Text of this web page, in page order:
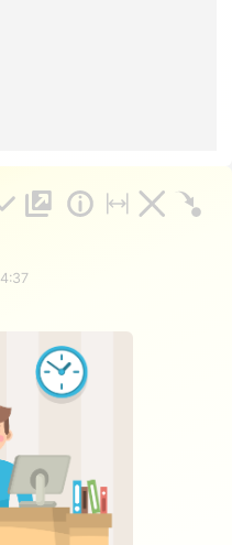
问题的人工智能数字分身？
平台等渠道提供面向个人的内容
相关服务，长期运营集智俱乐部
意力与知识管理话题微信群，并
个人数字化资料库，当前网站
学习者的数字游乐园
。如果有个人文集/资料库管理方
的需求或疑问，欢迎通过微信或
刻联系（ID 同名）。
品列表 (逐步整理中)
何构建一个“最小可行”的个人笔记
的 MacOS 操作系统，无论
下操作系统未经 pimgeek 个人使
测试（或不记得测试过），但它
理论上可以运行 Java 运行时环境
jre 8.0 update 351 版本），从而
可能正常运行 TheBrain 8.0
在苹果 Mac 电脑中运行
的，版本高于或等于
Montain Lion（10.8.5）的
MacOS 操作系统，无论
iOS 备忘录：为了避免过多
依赖 Apple 生态，没有用
时间使用云同步版本，也尝
试过国内版的印象笔记。学
会使用邮箱服务同步 iOS
未来会继续更新此列表…
果希望了解 pimgeek 使用各类笔
软件 App 后的感受和思考总结，
以阅读这篇博客文章：